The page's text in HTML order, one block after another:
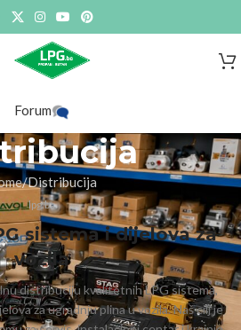
Forum
Distribucija
lpg.ba
sistema i dijelova za
vozila
distribuciju kvalitetnih LPG sistema,
za ugradnju plina u vozila. Naš cilj je